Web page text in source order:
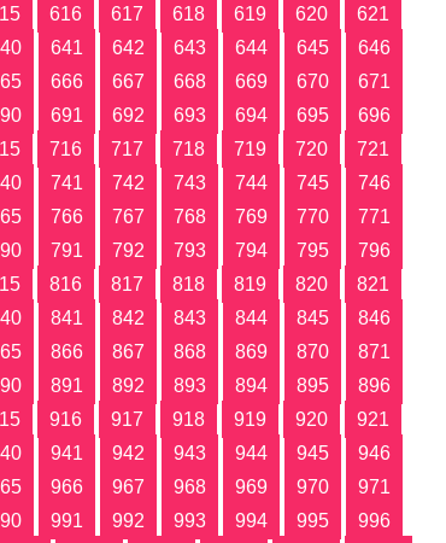
616 617 618 619 620
621
641 642 643 644 645
646
666 667 668 669 670
671
691 692 693 694 695
696
716 717 718 719 720
721
741 742 743 744 745
746
766 767 768 769 770
771
791 792 793 794 795
796
816 817 818 819 820
821
841 842 843 844 845
846
866 867 868 869 870
871
891 892 893 894 895
896
916 917 918 919 920
921
941 942 943 944 945
946
966 967 968 969 970
971
991 992 993 994 995
996